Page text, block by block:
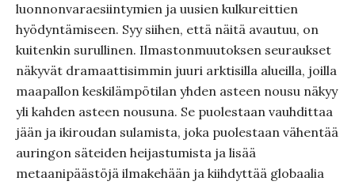
luonnonvaraesiintymien ja uusien kulkureittien
hyödyntämiseen. Syy siihen, että näitä avautuu, on
kuitenkin surullinen. Ilmastonmuutoksen seuraukset
näkyvät dramaattisimmin juuri arktisilla alueilla, joilla
maapallon keskilämpötilan yhden asteen nousu näkyy
yli kahden asteen nousuna. Se puolestaan vauhdittaa
jään ja ikiroudan sulamista, joka puolestaan vähentää
auringon säteiden heijastumista ja lisää
metaanipäästöjä ilmakehään ja kiihdyttää globaalia